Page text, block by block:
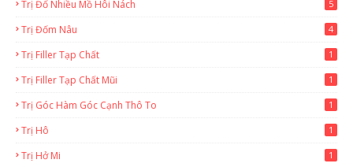
Trị Đổ Nhiều Mồ Hôi Nách 5
Trị Đốm Nâu 4
Trị Filler Tạp Chất 1
Trị Filler Tạp Chất Mũi 1
Trị Góc Hàm Góc Cạnh Thô To 1
Trị Hô 1
Trị Hở Mi 1